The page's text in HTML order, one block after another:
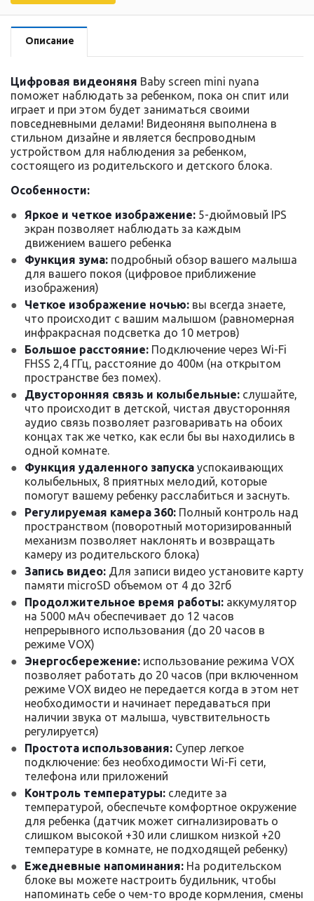
Описание
Цифровая видеоняня Baby screen mini nyana
поможет наблюдать за ребенком, пока он спит или
играет и при этом будет заниматься своими
повседневными делами! Видеоняня выполнена в
стильном дизайне и является беспроводным
устройством для наблюдения за ребенком,
состоящего из родительского и детского блока.
Особенности:
Яркое и четкое изображение: 5-дюймовый IPS
экран позволяет наблюдать за каждым
движением вашего ребенка
Функция зума: подробный обзор вашего малыша
для вашего покоя (цифровое приближение
изображения)
Четкое изображение ночью: вы всегда знаете,
что происходит с вашим малышом (равномерная
инфракрасная подсветка до 10 метров)
Большое расстояние: Подключение через Wi-Fi
FHSS 2,4 ГГц, расстояние до 400м (на открытом
пространстве без помех).
Двусторонняя связь и колыбельные: слушайте,
что происходит в детской, чистая двусторонняя
аудио связь позволяет разговаривать на обоих
концах так же четко, как если бы вы находились в
одной комнате.
Функция удаленного запуска успокаивающих
колыбельных, 8 приятных мелодий, которые
помогут вашему ребенку расслабиться и заснуть.
Регулируемая камера 360: Полный контроль над
пространством (поворотный моторизированный
механизм позволяет наклонять и возвращать
камеру из родительского блока)
Запись видео: Для записи видео установите карту
памяти microSD объемом от 4 до 32гб
Продолжительное время работы: аккумулятор
на 5000 мАч обеспечивает до 12 часов
непрерывного использования (до 20 часов в
режиме VOX)
Энергосбережение: использование режима VOX
позволяет работать до 20 часов (при включенном
режиме VOX видео не передается когда в этом нет
необходимости и начинает передаваться при
наличии звука от малыша, чувствительность
регулируется)
Простота использования: Супер легкое
подключение: без необходимости Wi-Fi сети,
телефона или приложений
Контроль температуры: следите за
температурой, обеспечьте комфортное окружение
для ребенка (датчик может сигнализировать о
слишком высокой +30 или слишком низкой +20
температуре в комнате, не подходящей ребенку)
Ежедневные напоминания: На родительском
блоке вы можете настроить будильник, чтобы
напоминать себе о чем-то вроде кормления, смены